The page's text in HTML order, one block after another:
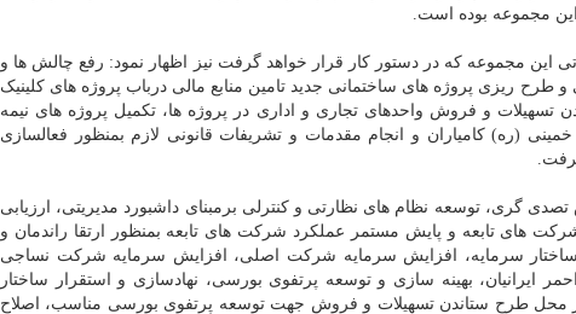
مجموعه بوده است.
این مجموعه که در دستور کار قرار خواهد گرفت نیز اظهار نمود: رفع چالش ها و
ریزی پروژه های ساختمانی جدید تامین منابع مالی درباب پروژه های کلینیک
تسهیلات و فروش واحدهای تجاری و اداری در پروژه ها، تکمیل پروژه های نیمه
(ره) کامیاران و انجام مقدمات و تشریفات قانونی لازم بمنظور فعالسازی
گری، توسعه نظام های نظارتی و کنترلی برمبنای داشبورد مدیریتی، ارزیابی
های تابعه و پایش مستمر عملکرد شرکت های تابعه بمنظور ارتقا راندمان و
ساختار سرمایه، افزایش سرمایه شرکت اصلی، افزایش سرمایه شرکت نساجی
ایرانیان، بهینه سازی و توسعه پرتفوی بورسی، نهادسازی و استقرار ساختار
محل طرح ستاندن تسهیلات و فروش جهت توسعه پرتفوی بورسی مناسب، اصلاح